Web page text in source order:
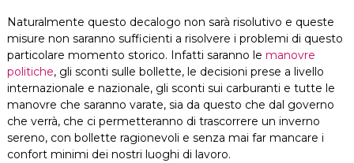
Naturalmente questo decalogo non sarà risolutivo e queste
misure non saranno sufficienti a risolvere i problemi di questo
particolare momento storico. Infatti saranno le manovre
politiche, gli sconti sulle bollette, le decisioni prese a livello
internazionale e nazionale, gli sconti sui carburanti e tutte le
manovre che saranno varate, sia da questo che dal governo
che verrà, che ci permetteranno di trascorrere un inverno
sereno, con bollette ragionevoli e senza mai far mancare i
confort minimi dei nostri luoghi di lavoro.